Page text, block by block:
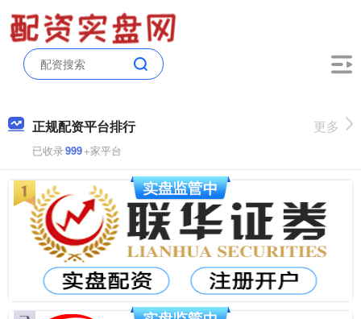
正规配资平台排行
已收录999+家平台
更多